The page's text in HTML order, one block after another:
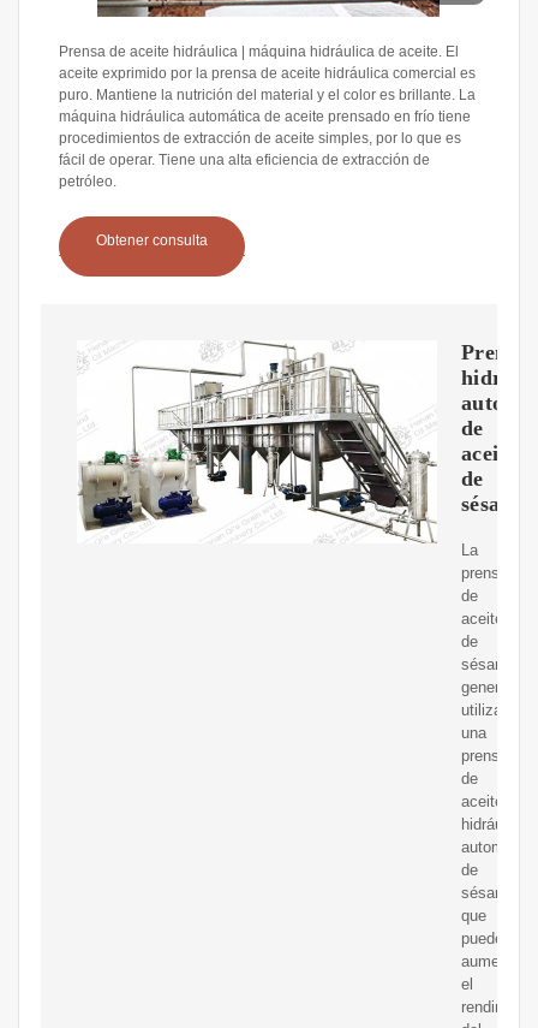
Prensa de aceite hidráulica | máquina hidráulica de aceite. El
aceite exprimido por la prensa de aceite hidráulica comercial es
puro. Mantiene la nutrición del material y el color es brillante. La
máquina hidráulica automática de aceite prensado en frío tiene
procedimientos de extracción de aceite simples, por lo que es
fácil de operar. Tiene una alta eficiencia de extracción de
petróleo.
Obtener consulta
Prensa
de
aceite
de
sésamo
La
prensa
de
aceite
de
sésamo
utiliza
una
prensa
de
aceite
hidráulica
automática
de
sésamo,
que
puede
aumentar
el